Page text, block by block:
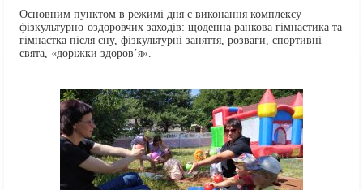
Основним пунктом в режимі дня є виконання комплексу
фізкультурно-оздоровчих заходів: щоденна ранкова гімнастика та
гімнастка після сну, фізкультурні заняття, розваги, спортивні
свята, «доріжки здоров’я».